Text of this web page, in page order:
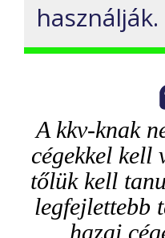
használják.
A kkv-knak
cégekkel kell
tőlük kell
legfejlettebb
hazai